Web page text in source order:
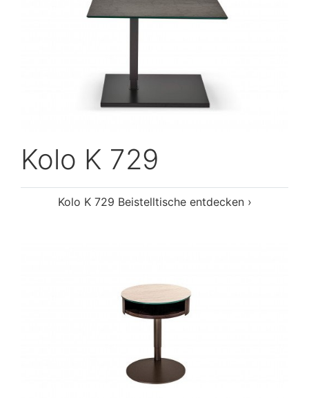
Kolo K 729
Kolo K 729 Beistelltische entdecken ›